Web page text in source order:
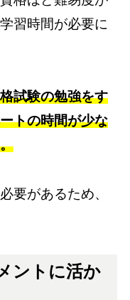
習時間が必要に
試験の勉強をす
トの時間が少な
要があるため、
ントに活か